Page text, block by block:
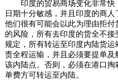
印度的贸易商场变化非常快
日期十分敏感，并且印度的商
他们很有可能会以此为理由拒
的风险，所有去印度的货全不
规定，所有转运至印度内陆货
责全程运输，并且必须要提单
该内陆点。否则，必须在港口
单费方可转运至内陆。